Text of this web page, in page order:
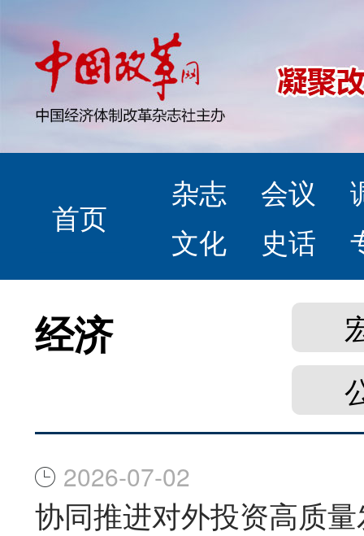
首页
杂志 会议
文化
史话
经济
2026-07-02
协同推进对外投资高质